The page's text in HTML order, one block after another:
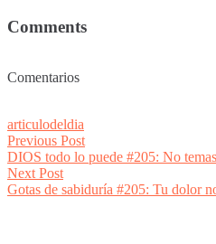
Comments
Comentarios
articulodeldia
Post
navigation
Previous PostPrevious
post:
DIOS todo lo puede #205: No
Next PostNext
post:
Gotas de sabiduría #205: Tu dolor